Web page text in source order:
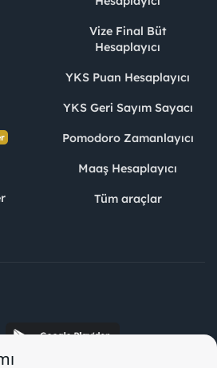
Vize Final Büt
Hesaplayıcı
YKS Puan Hesaplayıcı
YKS Geri Sayım Sayacı
Pomodoro Zamanlayıcı
Maaş Hesaplayıcı
Tüm araçlar